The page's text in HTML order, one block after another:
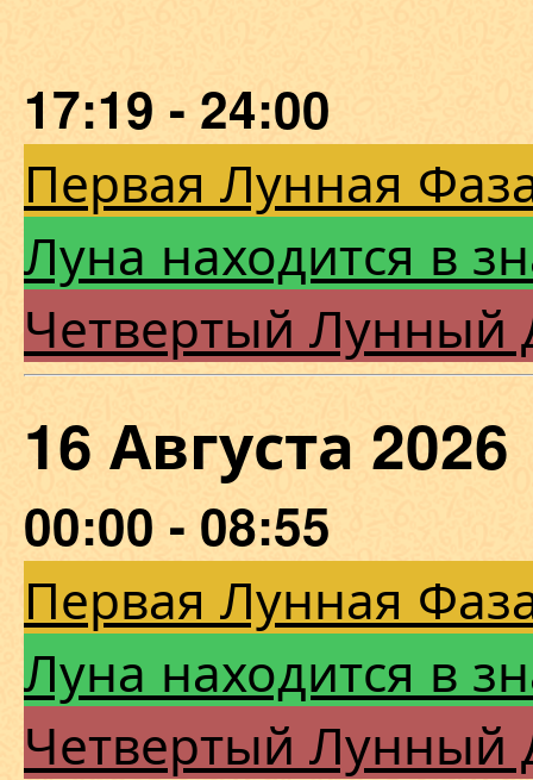
17:19 - 24:00
Первая Лунная
Луна находится в
Четвертый Лунный
16 Августа
00:00 - 08:55
Первая Лунная
Луна находится в
Четвертый Лунный